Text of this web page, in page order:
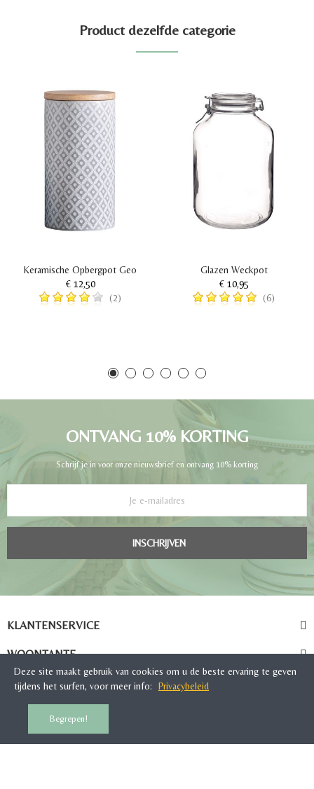
Product dezelfde categorie
Keramische Opbergpot Geo
€ 12,50
(2)
Glazen Weckpot
€ 10,95
(6)
ONTVANG 10% KORTING
Schrijf je in voor onze nieuwsbrief en ontvang 10% korting
INSCHRIJVEN
KLANTENSERVICE
WOONTANTE
Deze site maakt gebruik van cookies om u de beste ervaring te geven
tijdens het surfen, voor meer info:
Privacybeleid
Begrepen!